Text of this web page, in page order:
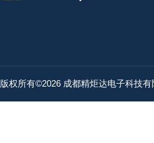
版权所有©2026 成都精炬达电子科技